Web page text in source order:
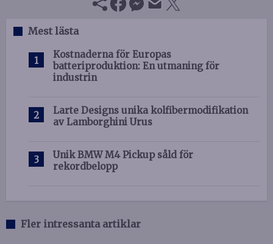
Mest lästa
Kostnaderna för Europas
batteriproduktion: En utmaning för
industrin
Larte Designs unika kolfibermodifikation
av Lamborghini Urus
Unik BMW M4 Pickup såld för
rekordbelopp
Fler intressanta artiklar